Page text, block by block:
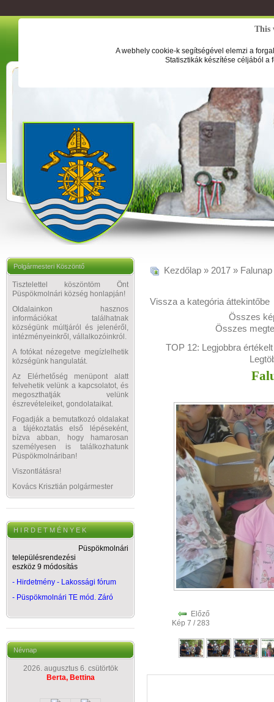
This
A webhely cookie-k segítségével elemzi a
Statisztikák készítése céljából a
Polgármesteri Köszöntő
Tisztelettel köszöntöm Önt
Püspökmolnári község honlapján!
Oldalainkon hasznos
információkat találhatnak
községünk múltjáról és jelenéről,
intézményeinkről, vállalkozóinkról.
A fotókat nézegetve megízlelhetik
községünk hangulatát.
Az Elérhetőség menüpont alatt
felvehetik velünk a kapcsolatot, és
megoszthatják velünk
észrevételeiket, gondolataikat.
Fogadják a bemutatkozó oldalakat
a tájékoztatás első lépéseként,
bízva abban, hogy hamarosan
személyesen is találkozhatunk
Püspökmolnáriban!
Viszontlátásra!
Kovács Krisztián polgármester
H I R D E T M É N Y E K
Püspökmolnári
településrendezési
eszköz 9 módosítás
- Hirdetmény - Lakossági fórum
- Püspökmolnári TE mód. Záró
Névnap
2026. augusztus 6. csütörtök
Berta, Bettina
Kezdőlap » 2017 »
Vissza a kategória áttekintőbe
Összes
Összes
TOP 12: Legjobbra értékelt
Előző
Kép 7 / 283